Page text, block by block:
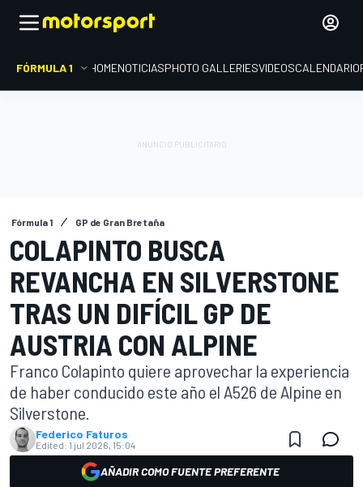
FÓRMULA 1 HOMENOTICIASPHOTO GALLERIESVIDEOSCALENDARIO
Fórmula 1 GP de Gran Bretaña
COLAPINTO BUSCA
REVANCHA EN SILVERSTONE
TRAS UN DIFÍCIL GP DE
AUSTRIA CON ALPINE
Franco Colapinto quiere aprovechar la experiencia
de haber conducido este año el A526 de Alpine en
Silverstone.
Federico Faturos
Edited: 1 jul 2026, 15:04
AÑADIR COMO FUENTE PREFERENTE